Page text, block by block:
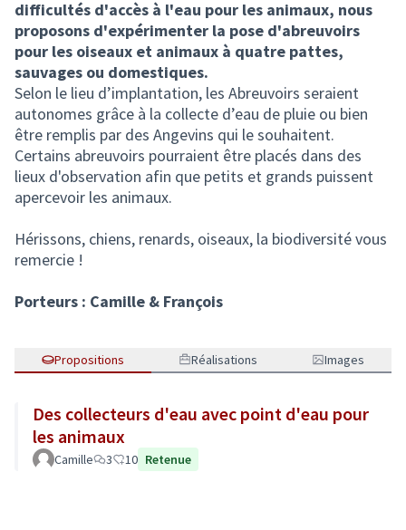
difficultés d'accès à l'eau pour les animaux, nous
proposons d'expérimenter la pose d'abreuvoirs
pour les oiseaux et animaux à quatre pattes,
sauvages ou domestiques.
Selon le lieu d’implantation, les Abreuvoirs seraient
autonomes grâce à la collecte d’eau de pluie ou bien
être remplis par des Angevins qui le souhaitent.
Certains abreuvoirs pourraient être placés dans des
lieux d'observation afin que petits et grands puissent
apercevoir les animaux.
Hérissons, chiens, renards, oiseaux, la biodiversité vous
remercie !
Porteurs : Camille & François
Propositions Réalisations Images
Des collecteurs d'eau avec point d'eau pour
les animaux
Camille 3 10 Retenue